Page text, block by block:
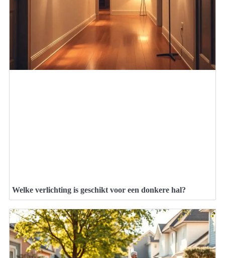
Welke verlichting is geschikt voor een donkere hal?